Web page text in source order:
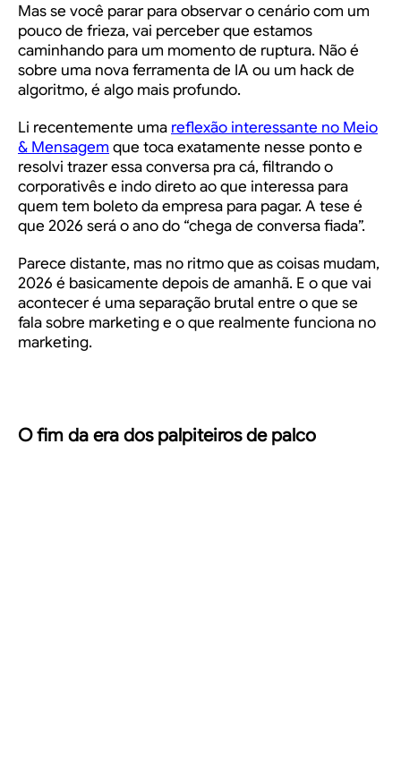
Mas se você parar para observar o cenário com um
pouco de frieza, vai perceber que estamos
caminhando para um momento de ruptura. Não é
sobre uma nova ferramenta de IA ou um hack de
algoritmo, é algo mais profundo.
Li recentemente uma reflexão interessante no Meio
& Mensagem que toca exatamente nesse ponto e
resolvi trazer essa conversa pra cá, filtrando o
corporativês e indo direto ao que interessa para
quem tem boleto da empresa para pagar. A tese é
que 2026 será o ano do “chega de conversa fiada”.
Parece distante, mas no ritmo que as coisas mudam,
2026 é basicamente depois de amanhã. E o que vai
acontecer é uma separação brutal entre o que se
fala sobre marketing e o que realmente funciona no
marketing.
O fim da era dos palpiteiros de palco